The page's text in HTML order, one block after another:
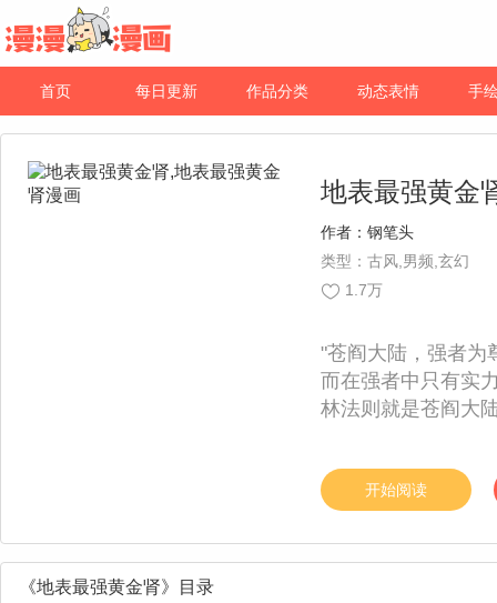
首页 每日更新 作品分类 动态表情 手
地表最强黄金
作者： 钢笔头
类型：古风,男频,玄幻
1.7万
"苍阎大陆，强者为
而在强者中只有实
林法则就是苍阎大陆的真实现状。
丹师为尊，而叶云
救夺取家主之位！
开始阅读
《地表最强黄金肾》目录